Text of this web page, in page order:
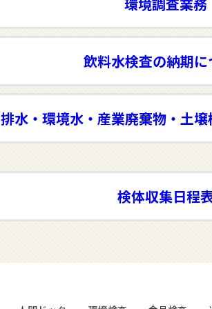
飲料水検査の納期に
排水・環境水・産業廃棄物・土
検体収集日程